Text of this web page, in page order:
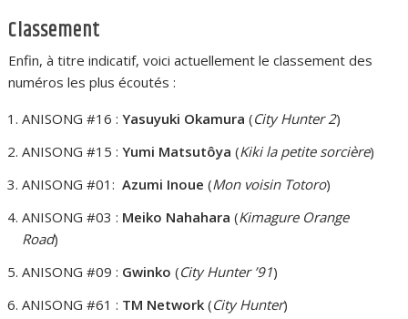
Classement
Enfin, à titre indicatif, voici actuellement le classement des
numéros les plus écoutés :
ANISONG #16 :Yasuyuki Okamura (City Hunter 2)
ANISONG #15 :Yumi Matsutôya (Kiki la petite sorcière)
ANISONG #01:Azumi Inoue (Mon voisin Totoro)
ANISONG #03 : Meiko Nahahara (Kimagure Orange
Road)
ANISONG #09 : Gwinko (City Hunter ’91)
ANISONG #61 : TM Network (City Hunter)